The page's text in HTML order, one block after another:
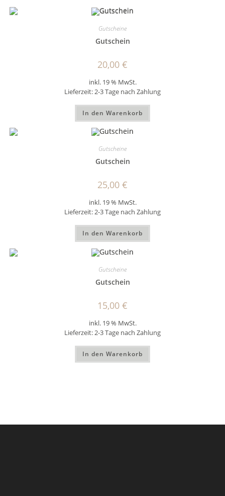
Gutscheine
Gutschein
20,00 €
inkl. 19 % MwSt.
Lieferzeit:2-3 Tage nach Zahlung
In den Warenkorb
Gutscheine
Gutschein
25,00 €
inkl. 19 % MwSt.
Lieferzeit:2-3 Tage nach Zahlung
In den Warenkorb
Gutscheine
Gutschein
15,00 €
inkl. 19 % MwSt.
Lieferzeit:2-3 Tage nach Zahlung
In den Warenkorb